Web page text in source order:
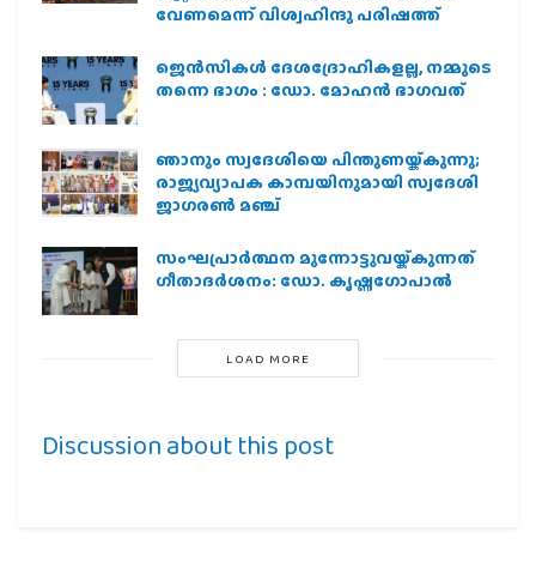
വേണമെന്ന് വിശ്വഹിന്ദു പരിഷത്ത്
ജെന്‍സികള്‍ ദേശദ്രോഹികളല്ല, നമ്മുടെ
തന്നെ ഭാഗം : ഡോ. മോഹന്‍ ഭാഗവത്
ഞാനും സ്വദേശിയെ പിന്തുണയ്ക്കുന്നു;
രാജ്യവ്യാപക കാമ്പയിനുമായി സ്വദേശി
ജാഗരണ്‍ മഞ്ച്
സംഘപ്രാര്‍ത്ഥന മുന്നോട്ടുവയ്ക്കുന്നത്
ഗീതാദര്‍ശനം: ഡോ. കൃഷ്ണഗോപാല്‍
LOAD MORE
Discussion about this post